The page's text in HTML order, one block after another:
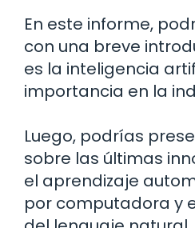
En este informe,
con una breve
es la inteligencia
importancia en la
Luego, podrías
sobre las últimas
el aprendizaje
por computadora y